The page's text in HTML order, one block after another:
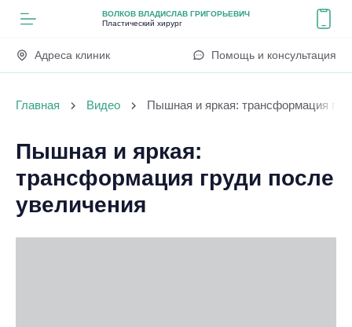
ВОЛКОВ ВЛАДИСЛАВ ГРИГОРЬЕВИЧ
Пластический хирург
Адреса клиник Помощь и консультация
Главная Видео Пышная и яркая: трансформация
Пышная и яркая:
трансформация груди после
увеличения